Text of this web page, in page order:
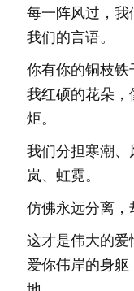
每一阵风过，
我们的言语。
你有你的铜枝
我红硕的花朵
炬。
我们分担寒潮
岚、虹霓。
仿佛永远分离，
这才是伟大的
爱你伟岸的身